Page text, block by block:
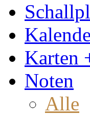
Karten
Noten
Alle